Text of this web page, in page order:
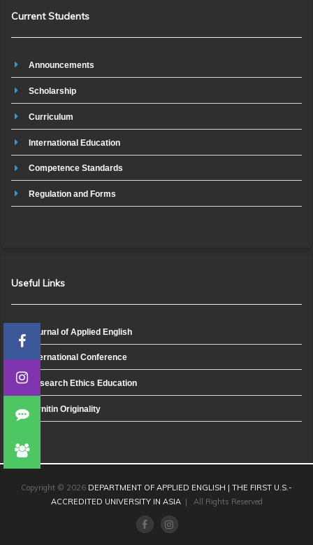
Current Students
Announcements
Scholarship
Curriculum
International Education
Competence Standards
Regulation and Forms
Useful Links
Journal of Applied English
International Conference
Research Ethics Education
Turnitin Originality
Copyright © 2026 DEPARTMENT OF APPLIED ENGLISH | THE FIRST U.S.-
ACCREDITED UNIVERSITY IN ASIA| All Rights Reserved